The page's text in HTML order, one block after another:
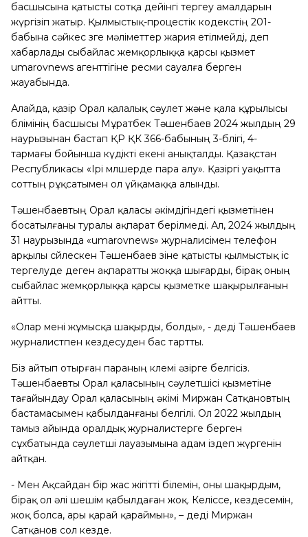
басшысына қатысты сотқа дейінгі тергеу амалдарын
жүргізіп жатыр. Қылмыстық-процестік кодекстің 201-
бабына сәйкес өзге мәліметтер жария етілмейді, деп
хабарлады сыбайлас жемқорлыққа қарсы қызмет
umarovnews агенттігіне ресми сауалға берген
жауабында.
Алайда, қазір Орал қалалық сәулет және қала құрылысы
бөлімінің басшысы Мұратбек Тәшенбаев 2024 жылдың 29
наурызынан бастап ҚР ҚК 366-бабының 3-бөлігі, 4-
тармағы бойынша күдікті екені анықталды. Қазақстан
Республикасы «Ірі мөлшерде пара алу». Қазіргі уақытта
соттың рұқсатымен ол үйқамаққа алынды.
Тәшенбаевтың Орал қаласы әкімдігіндегі қызметінен
босатылғаны туралы ақпарат берілмеді. Ал, 2024 жылдың
31 наурызында «umarovnews» журналисімен телефон
арқылы сөйлескен Тәшенбаев өзіне қатысты қылмыстық іс
тергелуде деген ақпаратты жоққа шығарды, бірақ оның
сыбайлас жемқорлыққа қарсы қызметке шақырылғанын
айтты.
«Олар мені жұмысқа шақырды, болды», - деді Тәшенбаев
журналистпен кездесуден бас тартты.
Біз айтып отырған параның көлемі әзірге белгісіз.
Тәшенбаевты Орал қаласының сәулетшісі қызметіне
тағайындау Орал қаласының әкімі Миржан Сатқановтың
бастамасымен қабылданғаны белгілі. Ол 2022 жылдың
тамыз айында оралдық журналистерге берген
сұхбатында сәулетші лауазымына адам іздеп жүргенін
айтқан.
- Мен Ақсайдан бір жас жігітті білемін, оны шақырдым,
бірақ ол әлі шешім қабылдаған жоқ. Келіссе, кездесемін,
жоқ болса, ары қарай қараймын», – деді Миржан
Сатқанов сол кезде.